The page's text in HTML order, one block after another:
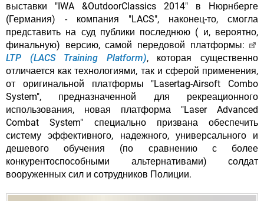
выставки "IWA &OutdoorClassics 2014" в Нюрнберге
(Германия) - компания "LACS", наконец-то, смогла
представить на суд публики последнюю ( и, вероятно,
финальную) версию, самой передовой платформы:
LTP (LACS Training Platform), которая существенно
отличается как технологиями, так и сферой применения,
от оригинальной платформы "Lasertag-Airsoft Combo
System", предназначенной для рекреационного
использования, новая платформа "Laser Advanced
Combat System" специально призвана обеспечить
систему эффективного, надежного, универсального и
дешевого обучения (по сравнению с более
конкурентоспособными альтернативами) солдат
вооруженных сил и сотрудников Полиции.